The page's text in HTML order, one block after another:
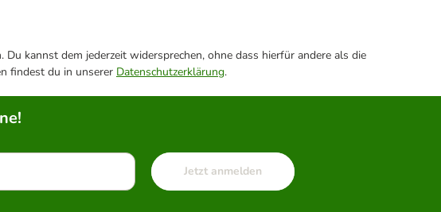
kannst dem jederzeit widersprechen, ohne dass hierfür andere als die
findest du in unserer Datenschutzerklärung.
Jetzt anmelden